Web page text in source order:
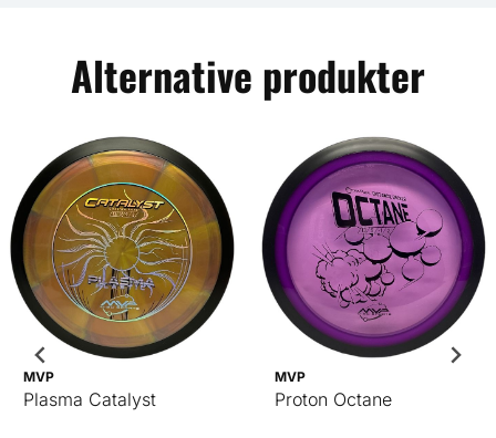
Alternative produkter
MVP
Plasma Catalyst
MVP
Proton Octane